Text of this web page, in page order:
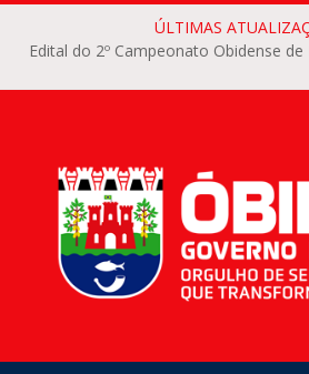
ÚLTIMAS
Edital do 2º Campeonato Obidense